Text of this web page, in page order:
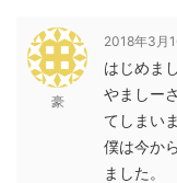
豪
2018年3月
はじめま
やましー
てしまい
僕は今か
ました。